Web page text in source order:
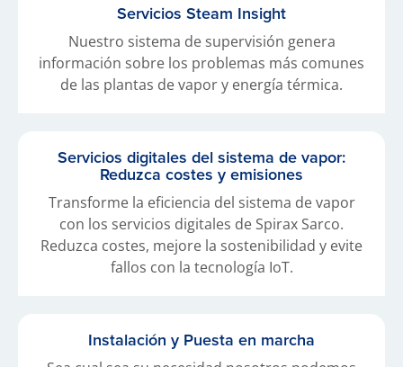
Servicios Steam Insight
Nuestro sistema de supervisión genera
información sobre los problemas más comunes
de las plantas de vapor y energía térmica.
Servicios digitales del sistema de vapor:
Reduzca costes y emisiones
Transforme la eficiencia del sistema de vapor
con los servicios digitales de Spirax Sarco.
Reduzca costes, mejore la sostenibilidad y evite
fallos con la tecnología IoT.
Instalación y Puesta en marcha